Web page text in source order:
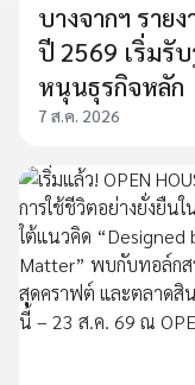
บางจากฯ ราย
ปี 2569 เริ่มรับ
หนุนธุรกิจหลัก
7 ส.ค. 2026